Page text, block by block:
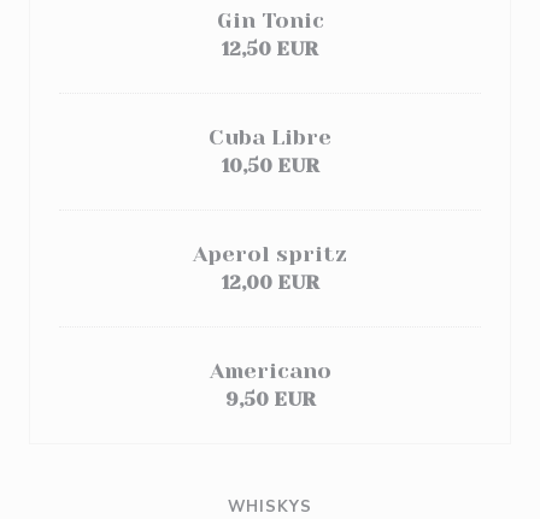
Gin Tonic
12,50 EUR
Cuba Libre
10,50 EUR
Aperol spritz
12,00 EUR
Americano
9,50 EUR
WHISKYS